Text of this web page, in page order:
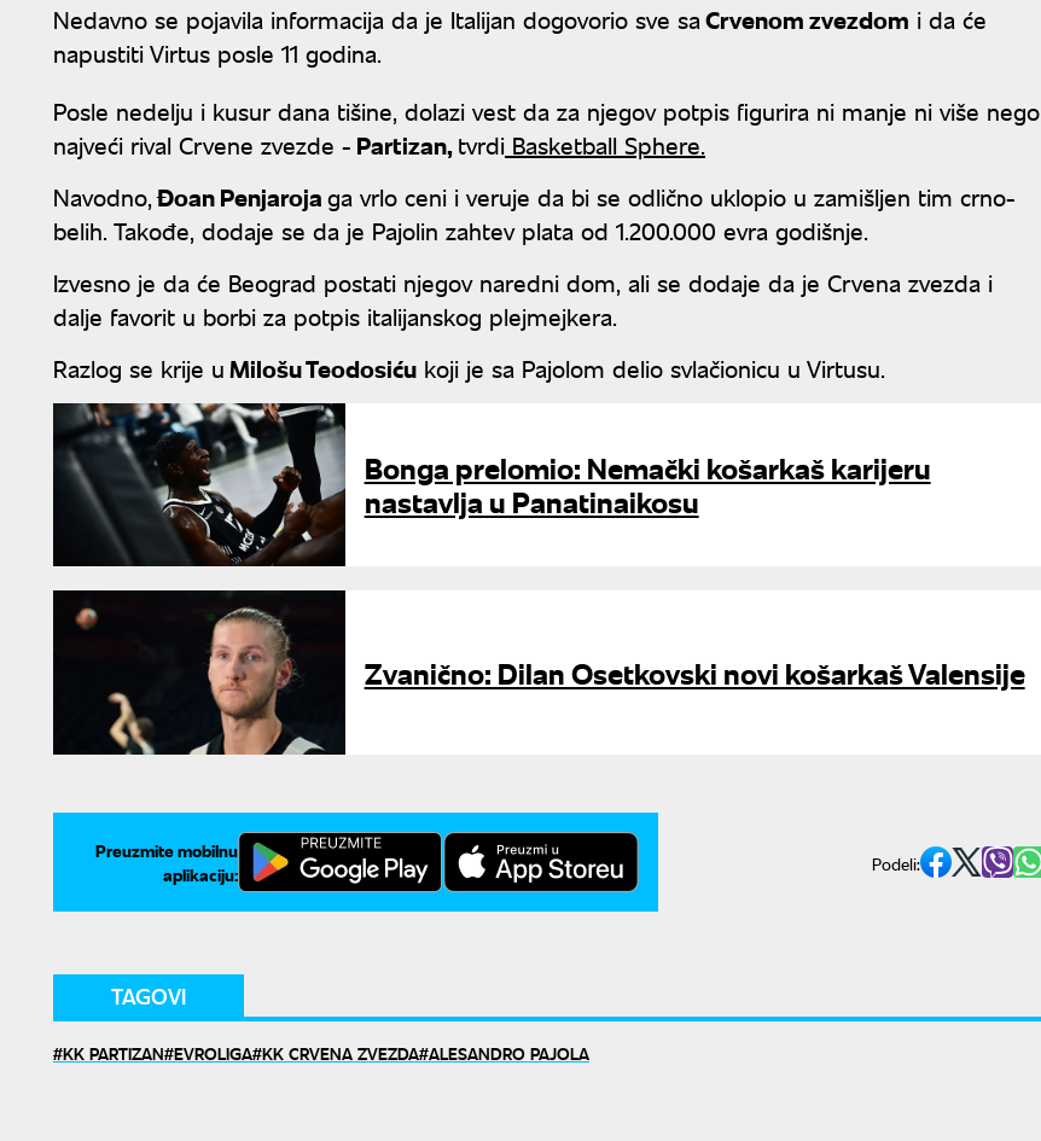
Nedavno se pojavila informacija da je Italijan dogovorio sve saCrvenom zvezdom i da će
napustiti Virtus posle 11 godina.
Posle nedelju i kusur dana tišine, dolazi vest da za njegov potpis figurira ni manje ni više nego
najveći rival Crvene zvezde - Partizan,tvrdi Basketball Sphere.
Navodno,Đoan Penjarojaga vrlo ceni i veruje da bi se odlično uklopio u zamišljen tim crno-
belih. Takođe, dodaje se da je Pajolin zahtev plata od 1.200.000 evra godišnje.
Izvesno je da će Beograd postati njegov naredni dom, ali se dodaje da je Crvena zvezda i
dalje favorit u borbi za potpis italijanskog plejmejkera.
Razlog se krije uMilošu Teodosiću koji je sa Pajolom delio svlačionicu u Virtusu.
Bonga prelomio: Nemački košarkaš karijeru
nastavlja u Panatinaikosu
Zvanično: Dilan Osetkovski novi košarkaš Valensije
Preuzmite mobilnu
aplikaciju:
Podeli:
TAGOVI
KK PARTIZAN EVROLIGA KK CRVENA ZVEZDA ALESANDRO PAJOLA